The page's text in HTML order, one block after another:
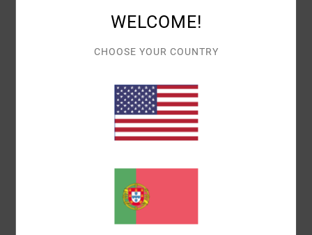
RELAÇÃO QUALIDADE/PREÇO
4.7
MUITO PEQUENO
DEMASIADO GRANDE
COR
WELCOME!
CHOOSE YOUR COUNTRY